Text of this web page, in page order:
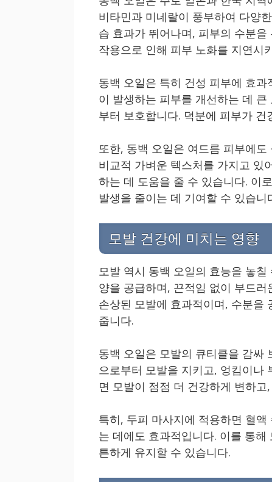
비타민과 미네랄이 풍부하여 다양
습 효과가 뛰어나며, 피부의 수분
작용으로 인해 피부 노화를 지연시
동백 오일은 특히 건성 피부에 효
이 발생하는 피부를 개선하는 데
부터 보호합니다. 덕분에 피부가
또한, 동백 오일은 여드름 피부에
비교적 가벼운 텍스처를 가지고 있
하는 데 도움을 줄 수 있습니다. 이
발생을 줄이는 데 기여할 수 있습니
모발 건강에 미치는 영향
모발 역시 동백 오일의 효능을 놓
양을 공급하며, 끈적임 없이 부드
손상된 모발에 효과적이며, 수분을
줍니다.
동백 오일은 모발의 큐티클을 감싸
으로부터 모발을 지키고, 엉킴이나
면 모발이 점점 더 건강하게 변하고
특히, 두피 마사지에 적용하면 혈
는 데에도 효과적입니다. 이를 통
튼하게 유지할 수 있습니다.